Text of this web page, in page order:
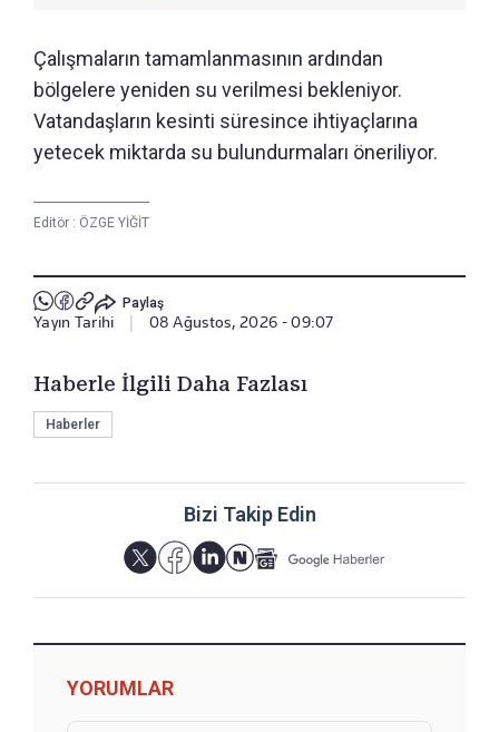
Çalışmaların tamamlanmasının ardından
bölgelere yeniden su verilmesi bekleniyor.
Vatandaşların kesinti süresince ihtiyaçlarına
yetecek miktarda su bulundurmaları öneriliyor.
Editör : ÖZGE YİĞİT
Paylaş
Yayın Tarihi 08 Ağustos, 2026 - 09:07
Haberle İlgili Daha Fazlası
Haberler
Bizi Takip Edin
YORUMLAR